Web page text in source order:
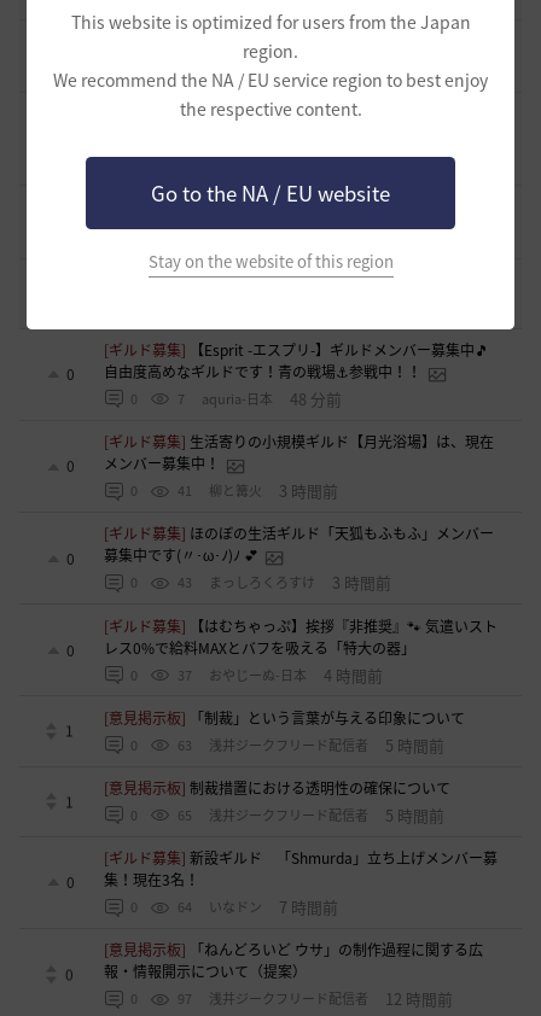
This website is optimized for users from the Japan
region.
We recommend the NA / EU service region to best enjoy
the respective content.
Go to the NA / EU website
Stay on the website of this region
[開催中のイベント] 今週のイベントは？
53.1K 黒い砂漠 2023.02.28
黒い砂漠が初めての冒険者の皆様のために準備したA to Z！
2022.12.21
2021.05.12
コミュニティの利用にあたって
0
[ギルド募集]
【Esprit -エスプリ-】ギルドメンバー募集中🎵
自由度高めなギルドです！青の戦場⚓参戦中！！
0 7 aquria-日本 48 分前
0
[ギルド募集] 生活寄りの小規模ギルド【月光浴場】は、現在
メンバー募集中！
0 41 柳と篝火 3 時間前
0
[ギルド募集] ほのぼの生活ギルド「天狐もふもふ」メンバー
募集中です(〃･ω･ﾉ)ﾉ 💕
0 43 まっしろくろすけ 3 時間前
0
[ギルド募集]
【はむちゃっぷ】挨拶『非推奨』🐾 気遣いスト
レス0%で給料MAXとバフを吸える「特大の器」
0 37 おやじーぬ-日本 4 時間前
1
[意見掲示板] 「制裁」という言葉が与える印象について
0 63 浅井ジークフリード配信者 5 時間前
1
[意見掲示板]制裁措置における透明性の確保について
0 65 浅井ジークフリード配信者 5 時間前
0
[ギルド募集]新設ギルド 「Shmurda」立ち上げメンバー募
集！現在3名！
0 64 いなドン 7 時間前
0
[意見掲示板]
「ねんどろいど ウサ」の制作過程に関する広
報・情報開示について（提案）
0 97 浅井ジークフリード配信者 12 時間前